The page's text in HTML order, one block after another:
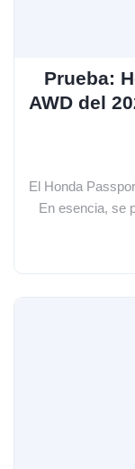
Prueba:
AWD del
El Honda
En esencia, se